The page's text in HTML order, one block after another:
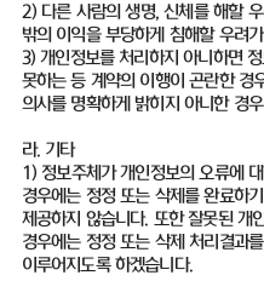
2) 다른 사람의 생명, 신체를 해할
밖의 이익을 부당하게 침해할 우려
3) 개인정보를 처리하지 아니하면
못하는 등 계약의 이행이 곤란한 경
의사를 명확하게 밝히지 아니한 경우
라. 기타
1) 정보주체가 개인정보의 오류에
경우에는 정정 또는 삭제를 완료하
제공하지 않습니다. 또한 잘못된 개
경우에는 정정 또는 삭제 처리결과
이루어지도록 하겠습니다.